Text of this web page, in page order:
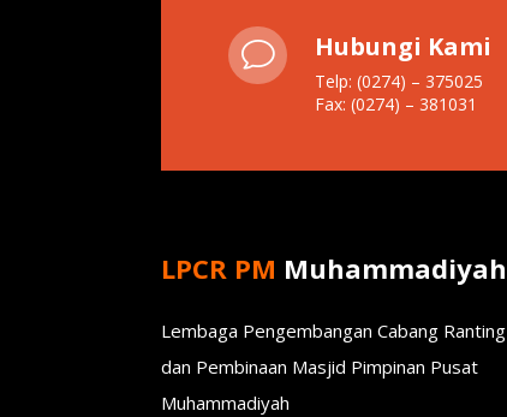
v Hubungi Kami
Telp: (0274) – 375025
Fax: (0274) – 381031
LPCR PM Muhammadiyah
Lembaga Pengembangan Cabang Ranting
dan Pembinaan Masjid Pimpinan Pusat
Muhammadiyah